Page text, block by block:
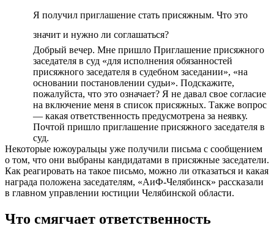
Я получил приглашение стать присяжным. Что это
значит и нужно ли соглашаться?
Добрый вечер. Мне пришло Приглашение присяжного
заседателя в суд «для исполнения обязанностей
присяжного заседателя в судебном заседании», «на
основании постановлении судьи». Подскажите,
пожалуйста, что это означает? Я не давал свое согласие
на включение меня в список присяжных. Также вопрос
— какая ответственность предусмотрена за неявку.
Почтой пришло приглашение присяжного заседателя в
суд.
Некоторые южоуральцы уже получили письма с сообщением
о том, что они выбраны кандидатами в присяжные заседатели.
Как реагировать на такое письмо, можно ли отказаться и какая
награда положена заседателям, «АиФ-Челябинск» рассказали
в главном управлении юстиции Челябинской области.
Что смягчает ответственность